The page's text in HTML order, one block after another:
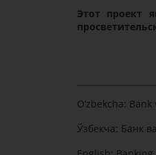
Этот проект
O’zbekcha: Bank
Ўзбекча: Банк